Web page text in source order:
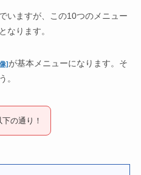
いますが、この10つのメニュー
なります。
]が基本メニューになります。そ
。
の通り！